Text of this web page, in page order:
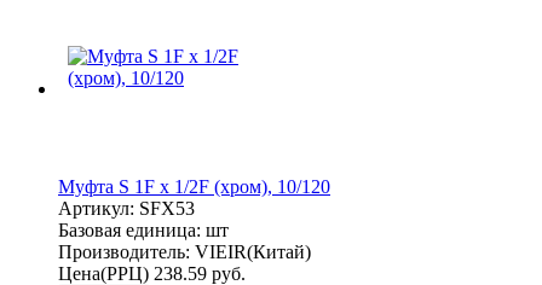
Муфта S 1F x 1/2F (хром), 10/120
Артикул: SFX53
Базовая единица: шт
Производитель: VIEIR(Китай)
Цена(РРЦ) 238.59 руб.